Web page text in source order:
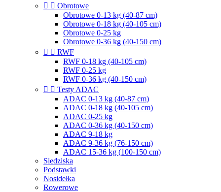
  Obrotowe
Obrotowe 0-13 kg (40-87 cm)
Obrotowe 0-18 kg (40-105 cm)
Obrotowe 0-25 kg
Obrotowe 0-36 kg (40-150 cm)
  RWF
RWF 0-18 kg (40-105 cm)
RWF 0-25 kg
RWF 0-36 kg (40-150 cm)
  Testy ADAC
ADAC 0-13 kg (40-87 cm)
ADAC 0-18 kg (40-105 cm)
ADAC 0-25 kg
ADAC 0-36 kg (40-150 cm)
ADAC 9-18 kg
ADAC 9-36 kg (76-150 cm)
ADAC 15-36 kg (100-150 cm)
Siedziska
Podstawki
Nosidełka
Rowerowe